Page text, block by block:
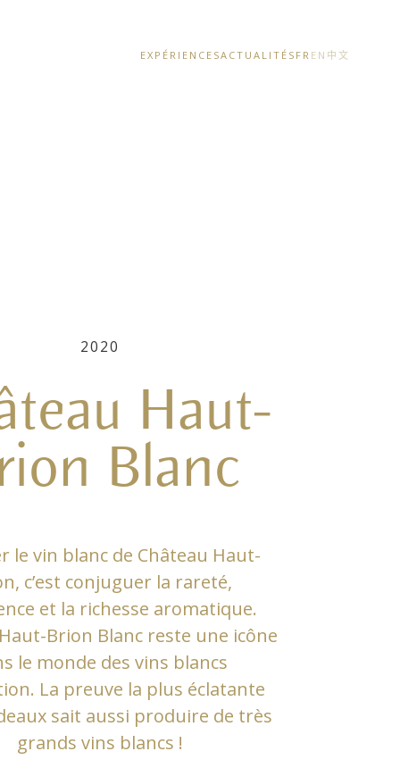
EXPÉRIENCESACTUALITÉS FR EN 中文
2020
Haut-
Blanc
le vin blanc de Château Haut-
c’est conjuguer la rareté,
et la richesse aromatique.
Brion Blanc reste une icône
le monde des vins blancs
La preuve la plus éclatante
sait aussi produire de très
grands vins blancs !